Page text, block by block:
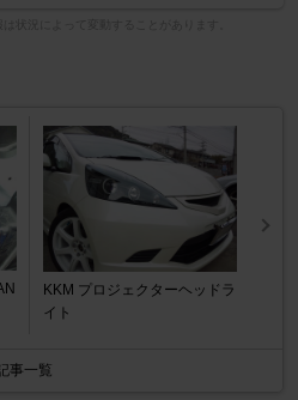
KKM プロジェクターヘッドラ
イト
事一覧